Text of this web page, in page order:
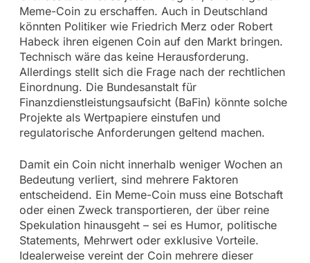
Meme-Coin zu erschaffen. Auch in Deutschland
könnten Politiker wie Friedrich Merz oder Robert
Habeck ihren eigenen Coin auf den Markt bringen.
Technisch wäre das keine Herausforderung.
Allerdings stellt sich die Frage nach der rechtlichen
Einordnung. Die Bundesanstalt für
Finanzdienstleistungsaufsicht (BaFin) könnte solche
Projekte als Wertpapiere einstufen und
regulatorische Anforderungen geltend machen.
Damit ein Coin nicht innerhalb weniger Wochen an
Bedeutung verliert, sind mehrere Faktoren
entscheidend. Ein Meme-Coin muss eine Botschaft
oder einen Zweck transportieren, der über reine
Spekulation hinausgeht – sei es Humor, politische
Statements, Mehrwert oder exklusive Vorteile.
Idealerweise vereint der Coin mehrere dieser